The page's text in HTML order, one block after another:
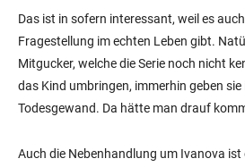
Das ist in sofern interessant, weil es
Fragestellung im echten Leben gibt.
Mitgucker, welche die Serie noch nicht
das Kind umbringen, immerhin geben sie
Todesgewand. Da hätte man drauf
Auch die Nebenhandlung um Ivanova